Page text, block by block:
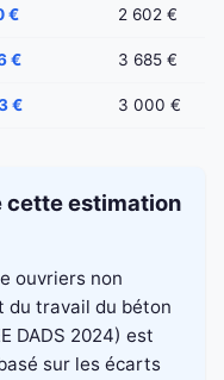
€ 2 602 €
€ 3 685 €
€ 3 000 €
cette estimation
ouvriers non
du travail du béton
DADS 2024) est
sur les écarts